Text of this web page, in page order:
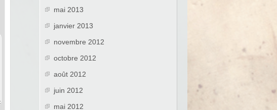
mai 2013
janvier 2013
novembre 2012
octobre 2012
août 2012
juin 2012
mai 2012